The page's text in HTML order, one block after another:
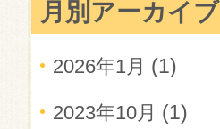
月別アーカイブ
2026年1月 (1)
2023年10月 (1)